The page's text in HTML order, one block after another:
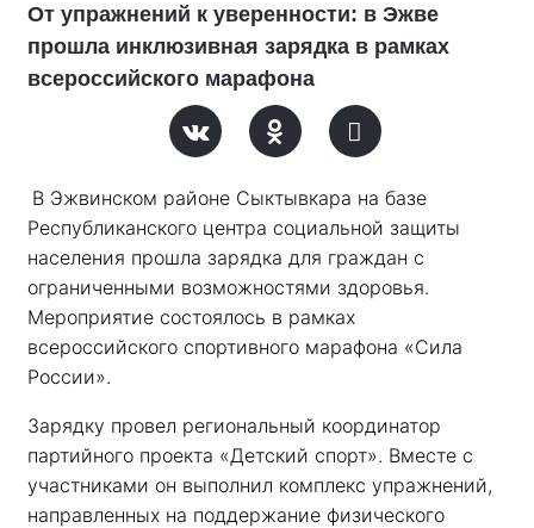
От упражнений к уверенности: в Эжве
прошла инклюзивная зарядка в рамках
всероссийского марафона
В Эжвинском районе Сыктывкара на базе
Республиканского центра социальной защиты
населения прошла зарядка для граждан с
ограниченными возможностями здоровья.
Мероприятие состоялось в рамках
всероссийского спортивного марафона «Сила
России».
Зарядку провел региональный координатор
партийного проекта «Детский спорт». Вместе с
участниками он выполнил комплекс упражнений,
направленных на поддержание физического